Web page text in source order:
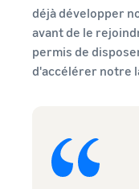
déjà développer
avant de le
permis de
d'accélérer notre